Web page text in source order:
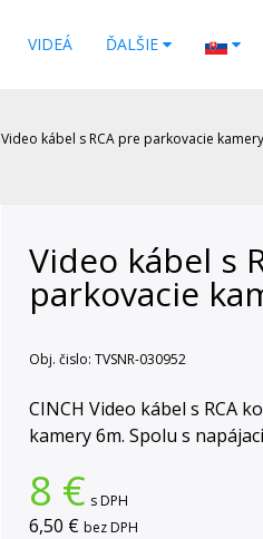
VIDEÁ ĎALŠIE
Video kábel s RCA pre parkovacie
Video kábel s
parkovacie
Obj. čislo: TVSNR-030952
CINCH Video kábel s RCA
kamery 6m. Spolu s
8 € s DPH
6,50 € bez DPH